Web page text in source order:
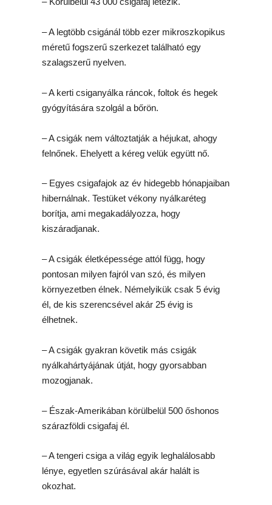
– A legtöbb csigánál több ezer mikroszkopikus
méretű fogszerű szerkezet található egy
szalagszerű nyelven.
– A kerti csiganyálka ráncok, foltok és hegek
gyógyítására szolgál a bőrön.
– A csigák nem változtatják a héjukat, ahogy
felnőnek. Ehelyett a kéreg velük együtt nő.
– Egyes csigafajok az év hidegebb hónapjaiban
hibernálnak. Testüket vékony nyálkaréteg
borítja, ami megakadályozza, hogy
kiszáradjanak.
– A csigák életképessége attól függ, hogy
pontosan milyen fajról van szó, és milyen
környezetben élnek. Némelyikük csak 5 évig
él, de kis szerencsével akár 25 évig is
élhetnek.
– A csigák gyakran követik más csigák
nyálkahártyájának útját, hogy gyorsabban
mozogjanak.
– Észak-Amerikában körülbelül 500 őshonos
szárazföldi csigafaj él.
– A tengeri csiga a világ egyik leghalálosabb
lénye, egyetlen szúrásával akár halált is
okozhat.